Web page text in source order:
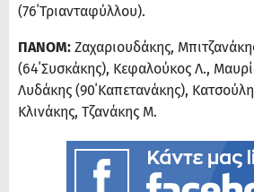
(76΄Τριανταφύλλου).
ΠΑΝΟΜ: Ζαχαριουδάκης,
(64΄Συσκάκης), Κεφαλούκος Λ.,
Λυδάκης (90΄Καπετανάκης),
Κλινάκης, Τζανάκης M.